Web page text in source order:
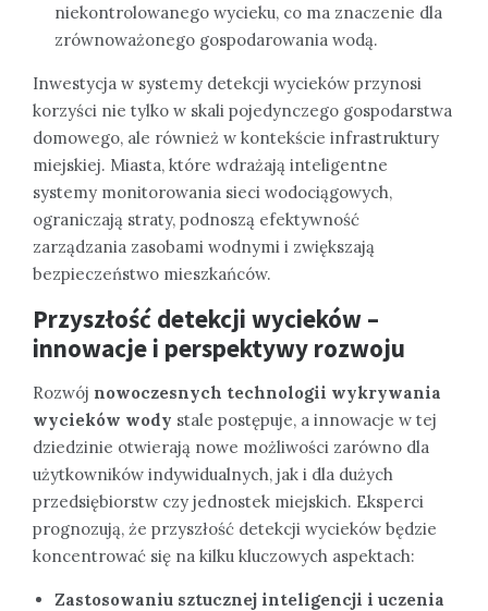
niekontrolowanego wycieku, co ma znaczenie dla
zrównoważonego gospodarowania wodą.
Inwestycja w systemy detekcji wycieków przynosi
korzyści nie tylko w skali pojedynczego gospodarstwa
domowego, ale również w kontekście infrastruktury
miejskiej. Miasta, które wdrażają inteligentne
systemy monitorowania sieci wodociągowych,
ograniczają straty, podnoszą efektywność
zarządzania zasobami wodnymi i zwiększają
bezpieczeństwo mieszkańców.
Przyszłość detekcji wycieków –
innowacje i perspektywy rozwoju
Rozwój nowoczesnych technologii wykrywania
wycieków wody stale postępuje, a innowacje w tej
dziedzinie otwierają nowe możliwości zarówno dla
użytkowników indywidualnych, jak i dla dużych
przedsiębiorstw czy jednostek miejskich. Eksperci
prognozują, że przyszłość detekcji wycieków będzie
koncentrować się na kilku kluczowych aspektach:
Zastosowaniu sztucznej inteligencji i uczenia